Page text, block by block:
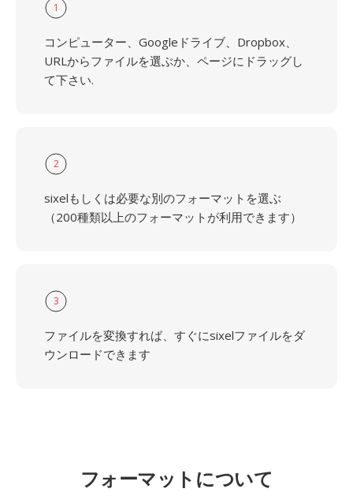
1
コンピューター、Googleドライブ、Dropbox、
URLからファイルを選ぶか、ページにドラッグし
て下さい.
2
sixelもしくは必要な別のフォーマットを選ぶ
（200種類以上のフォーマットが利用できます）
3
ファイルを変換すれば、すぐにsixelファイルをダ
ウンロードできます
フォーマットについて